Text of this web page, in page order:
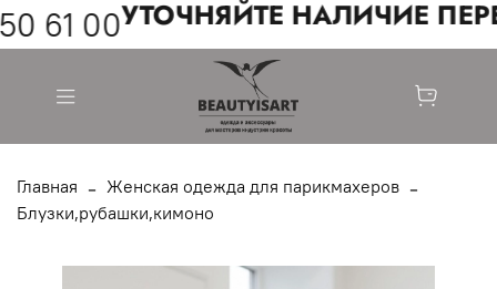
61 00УТОЧНЯЙТЕ НАЛИЧИЕ
Главная
Женская одежда для парикмахеров
Блузки,рубашки,кимоно